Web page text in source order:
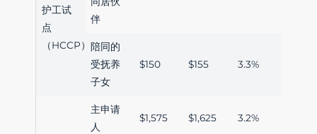
护工试
点
（HCCP）
伴
陪同的
受抚养
子女
$150 $155 3.3%
主申请
人
$1,575 $1,625 3.2%